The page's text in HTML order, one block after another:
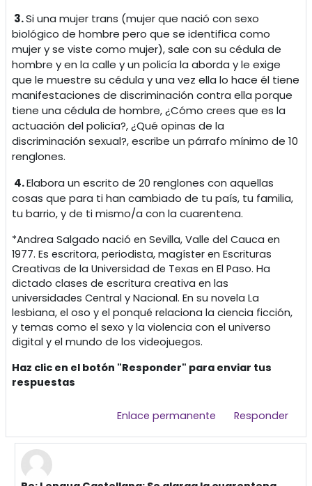
3.Si una mujer trans (mujer que nació con sexo
biológico de hombre pero que se identifica como
mujer y se viste como mujer), sale con su cédula de
hombre y en la calle y un policía la aborda y le exige
que le muestre su cédula y una vez ella lo hace él tiene
manifestaciones de discriminación contra ella porque
tiene una cédula de hombre, ¿Cómo crees que es la
actuación del policía?, ¿Qué opinas de la
discriminación sexual?, escribe un párrafo mínimo de 10
renglones.
4.Elabora un escrito de 20 renglones con aquellas
cosas que para ti han cambiado de tu país, tu familia,
tu barrio, y de ti mismo/a con la cuarentena.
*Andrea Salgado nació en Sevilla, Valle del Cauca en
1977. Es escritora, periodista, magíster en Escrituras
Creativas de la Universidad de Texas en El Paso. Ha
dictado clases de escritura creativa en las
universidades Central y Nacional. En su novela La
lesbiana, el oso y el ponqué relaciona la ciencia ficción,
y temas como el sexo y la violencia con el universo
digital y el mundo de los videojuegos.
Haz clic en el botón "Responder" para enviar tus
respuestas
Enlace permanente Responder